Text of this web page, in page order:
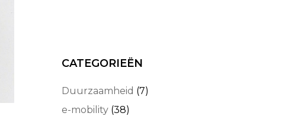
CATEGORIEËN
Duurzaamheid (7)
e-mobility (38)